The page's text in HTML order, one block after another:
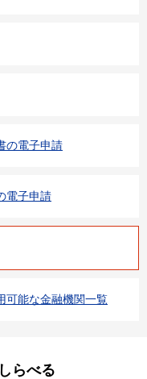
の電子申請
電子申請
可能な金融機関一覧
らべる